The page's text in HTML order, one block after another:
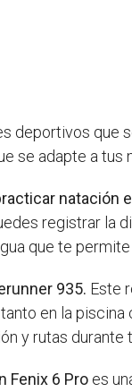
deportivos que
se adapte a tus
natación
registrar la
que te
935. Este
en la
y rutas durante
Fenix 6 Pro es